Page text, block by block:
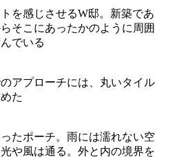
を感じさせるW邸。新築であ
そこにあったかのように周囲
でいる
アプローチには、丸いタイル
た
たポーチ。雨には濡れない空
や風は通る。外と内の境界を